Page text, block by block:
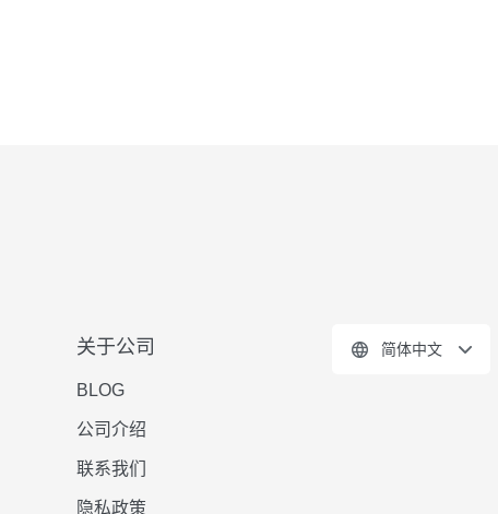
关于公司
BLOG
公司介绍
联系我们
隐私政策
简体中文